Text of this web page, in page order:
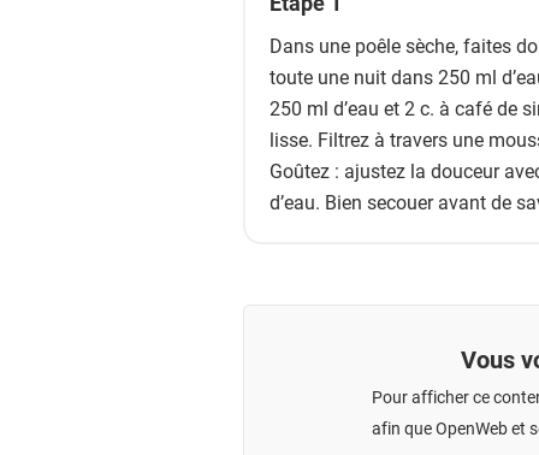
Dans une poêle sèche, faites
toute une nuit dans 250 ml
250 ml d’eau et 2 c. à café de
lisse. Filtrez à travers une
Goûtez : ajustez la douceur
d’eau. Bien secouer avant de
Vous
Pour afficher ce
afin que OpenWeb et